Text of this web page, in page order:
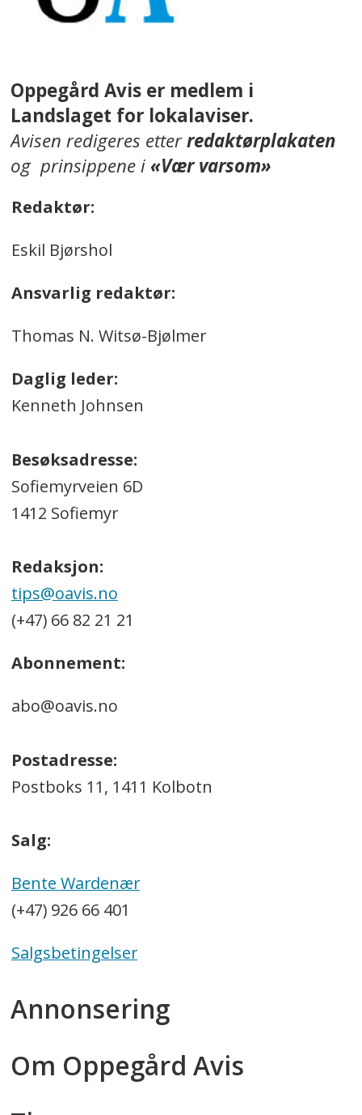
Oppegård Avis er medlem i
Landslaget for lokalaviser.
Avisen redigeres etterredaktørplakaten
og prinsippene i«Vær varsom»
Redaktør:
Eskil Bjørshol
Ansvarlig redaktør:
Thomas N. Witsø-Bjølmer
Daglig leder:
Kenneth Johnsen
Besøksadresse:
Sofiemyrveien 6D
1412 Sofiemyr
Redaksjon:
tips@oavis.no
(+47) 66 82 21 21
Abonnement:
abo@oavis.no
Postadresse:
Postboks 11, 1411 Kolbotn
Salg:
Bente Wardenær
(+47) 926 66 401
Salgsbetingelser
Annonsering
Om Oppegård Avis